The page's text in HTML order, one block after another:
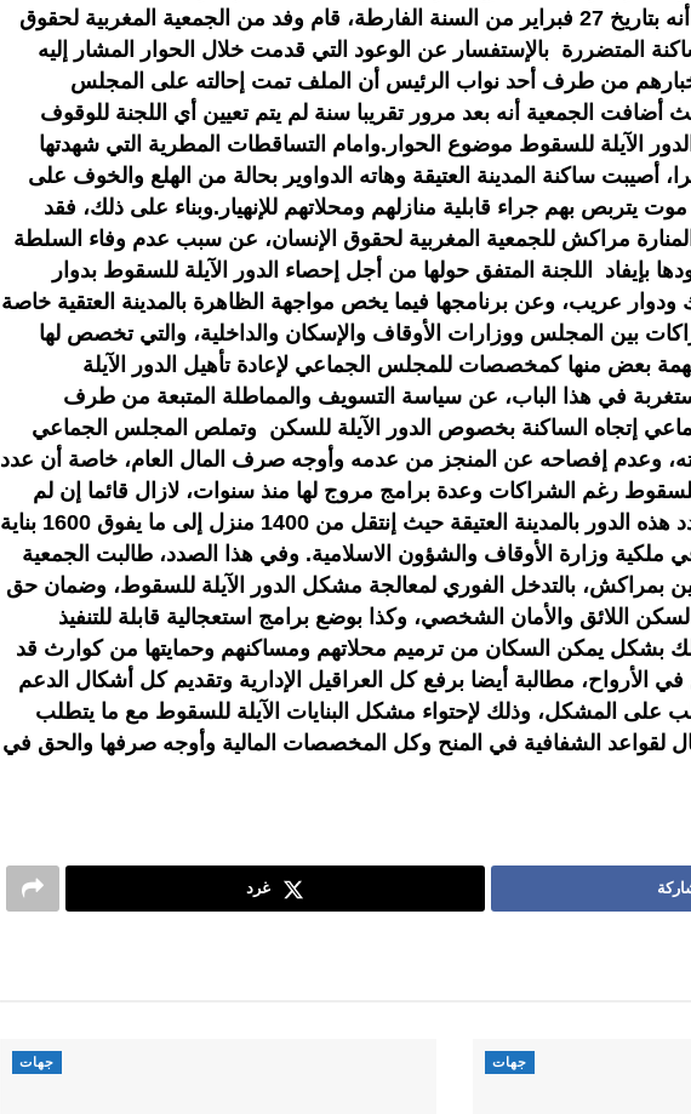
الجمعية إلى أنه بتاريخ 27 فبراير من السنة الفارطة، قام وفد من الجمعية المغربية لحقوق
المتضررة بالإستفسار عن الوعود التي قدمت خلال الحوار المشار إليه
إخبارهم من طرف أحد نواب الرئيس أن الملف تمت إحالته على المجلس
أضافت الجمعية أنه بعد مرور تقريبا سنة لم يتم تعيين أي اللجنة للوقوف
الآيلة للسقوط موضوع الحوار.وامام التساقطات المطرية التي شهدتها
أصيبت ساكنة المدينة العتيقة وهاته الدواوير بحالة من الهلع والخوف على
يتربص بهم جراء قابلية منازلهم ومحلاتهم للإنهيار.وبناء على ذلك، فقد
مراكش للجمعية المغربية لحقوق الإنسان، عن سبب عدم وفاء السلطة
بإيفاد اللجنة المتفق حولها من أجل إحصاء الدور الآيلة للسقوط بدوار
عريب، وعن برنامجها فيما يخص مواجهة الظاهرة بالمدينة العتقية خاصة
بين المجلس ووزارات الأوقاف والإسكان والداخلية، والتي تخصص لها
مهمة بعض منها كمخصصات للمجلس الجماعي لإعادة تأهيل الدور الآيلة
في هذا الباب، عن سياسة التسويف والمماطلة المتبعة من طرف
إتجاه الساكنة بخصوص الدور الآيلة للسكن وتملص المجلس الجماعي
وعدم إفصاحه عن المنجز من عدمه وأوجه صرف المال العام، خاصة أن عدد
للسقوط رغم الشراكات وعدة برامج مروج لها منذ سنوات، لازال قائما إن لم
نقل يزداد عدد هذه الدور بالمدينة العتيقة حيث إنتقل من 1400 منزل إلى ما يفوق 1600 بناية
100 في ملكية وزارة الأوقاف والشؤون الاسلامية. وفي هذا الصدد، طالبت الجمعية
بمراكش، بالتدخل الفوري لمعالجة مشكل الدور الآيلة للسقوط، وضمان حق
اللائق والأمان الشخصي، وكذا بوضع برامج استعجالية قابلة للتنفيذ
بشكل يمكن السكان من ترميم محلاتهم ومساكنهم وحمايتها من كوارث قد
الأرواح، مطالبة أيضا برفع كل العراقيل الإدارية وتقديم كل أشكال الدعم
على المشكل، وذلك لإحتواء مشكل البنايات الآيلة للسقوط مع ما يتطلب
لقواعد الشفافية في المنح وكل المخصصات المالية وأوجه صرفها والحق في
غرد
جهات جهات